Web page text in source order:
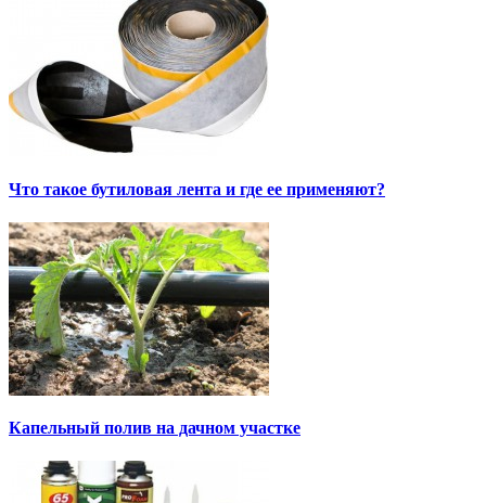
Что такое бутиловая лента и где ее применяют?
Капельный полив на дачном участке